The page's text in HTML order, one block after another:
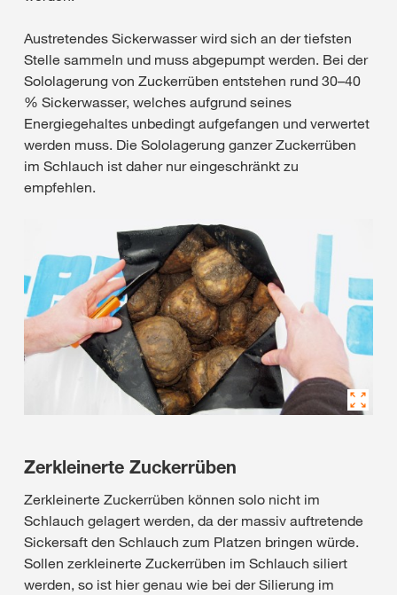
Austretendes Sickerwasser wird sich an der tiefsten
Stelle sammeln und muss abgepumpt werden. Bei der
Sololagerung von Zuckerrüben entstehen rund 30–40
% Sickerwasser, welches aufgrund seines
Energiegehaltes unbedingt aufgefangen und verwertet
werden muss. Die Sololagerung ganzer Zuckerrüben
im Schlauch ist daher nur eingeschränkt zu
empfehlen.
Zerkleinerte Zuckerrüben
Zerkleinerte Zuckerrüben können solo nicht im
Schlauch gelagert werden, da der massiv auftretende
Sickersaft den Schlauch zum Platzen bringen würde.
Sollen zerkleinerte Zuckerrüben im Schlauch siliert
werden, so ist hier genau wie bei der Silierung im